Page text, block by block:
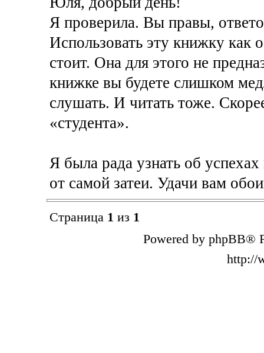
Я проверила. Вы правы,
Использовать эту книжку как
стоит. Она для этого не
книжке вы будете слишком
слушать. И читать тоже.
«студента».
Я была рада узнать об
от самой затеи. Удачи вам
Страница 1 из 1
Powered by phpBB®
http://